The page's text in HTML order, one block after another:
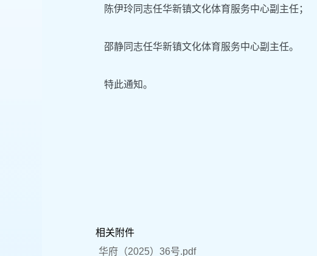
陈伊玲同志任华新镇文化体育服务中心副主任；
邵静同志任华新镇文化体育服务中心副主任。
特此通知。
相关附件
华府（2025）36号.pdf